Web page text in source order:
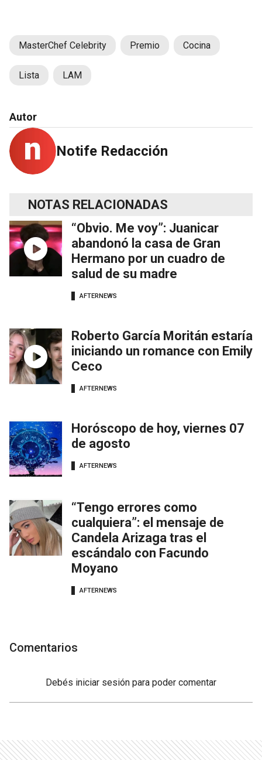
MasterChef Celebrity Premio Cocina
Lista LAM
Autor
Notife Redacción
NOTAS RELACIONADAS
“Obvio. Me voy”: Juanicar
abandonó la casa de Gran
Hermano por un cuadro de
salud de su madre
AFTERNEWS
Roberto García Moritán estaría
iniciando un romance con Emily
Ceco
AFTERNEWS
Horóscopo de hoy, viernes 07
de agosto
AFTERNEWS
“Tengo errores como
cualquiera”: el mensaje de
Candela Arizaga tras el
escándalo con Facundo
Moyano
AFTERNEWS
Comentarios
Debés iniciar sesión para poder comentar